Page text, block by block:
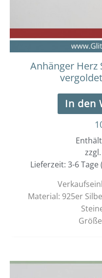
Anhänger Herz
In den
zzgl.
Lieferzeit: 3-6
Material: 925er